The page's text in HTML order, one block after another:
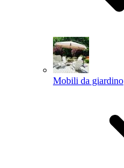
Mobili da giardino